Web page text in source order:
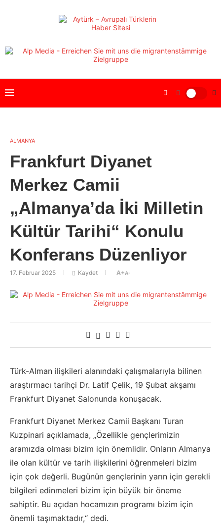
ALMANYA
Frankfurt Diyanet
Merkez Camii
„Almanya’da İki Milletin
Kültür Tarihi“ Konulu
Konferans Düzenliyor
17. Februar 2025 Kaydet A+A-
Türk-Alman ilişkileri alanındaki çalışmalarıyla bilinen
araştırmacı tarihçi Dr. Latif Çelik, 19 Şubat akşamı
Frankfurt Diyanet Salonunda konuşacak.
Frankfurt Diyanet Merkez Camii Başkanı Turan
Kuzpinari açıklamada, „Özellikle gençlerimizin
aramızda olması bizim için önemlidir. Onların Almanya
ile olan kültür ve tarih ilişkilerini öğrenmeleri bizim
için çok değerli. Bugünün gençlerinin yarın için gerekli
bilgileri edinmeleri bizim için büyük bir öneme
sahiptir. Bu açıdan hocamızın programı bizim için
önemli taşımaktadır,“ dedi.